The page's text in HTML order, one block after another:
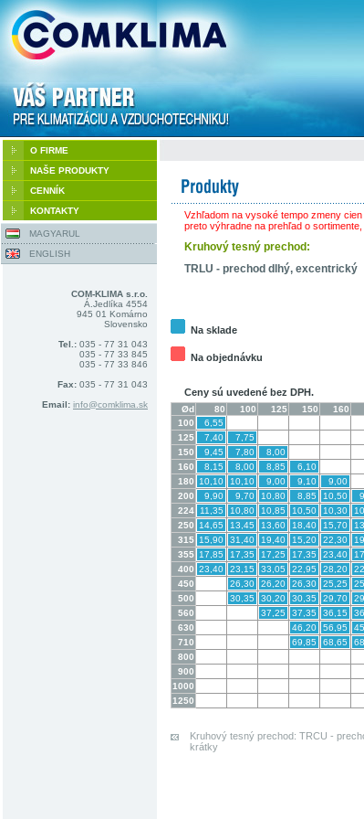
O FIRME
NAŠE PRODUKTY
CENNÍK
KONTAKTY
MAGYARUL
ENGLISH
COM-KLIMA s.r.o.
Á.Jedlíka 4554
945 01 Komárno
Slovensko
Tel.: 035 - 77 31 043
035 - 77 33 845
035 - 77 33 846
Fax: 035 - 77 31 043
Email: info@comklima.sk
Vzhľadom na vysoké tempo zmeny
preto výhradne na prehľad o
Kruhový tesný prechod:
TRLU - prechod dlhý, excentrický
Na sklade
Na objednávku
Ceny sú uvedené bez DPH.
Ød 80 100 125 150 160
100
6,55
125
7,40
7,75
150
9,45 7,80
8,00
160
8,15 8,00 8,85
6,10
180
10,10 10,10 9,00 9,10
9,00
200
9,90 9,70 10,80 8,85 10,50
224
11,35 10,80 10,85 10,50 10,30
250
14,65 13,45 13,60 18,40 15,70
315 15,90 31,40 19,40 15,20 22,30
355 17,85 17,35 17,25 17,35 23,40
400 23,40 23,15 33,05 22,95 28,20
450
26,30 26,20 26,30 25,25
500
30,35 30,20 30,35 29,70
560
37,25 37,35 36,15
630
46,20 56,95
710
69,85 68,65
800
900
1000
1250
Kruhový tesný prechod: TRCU -
krátky